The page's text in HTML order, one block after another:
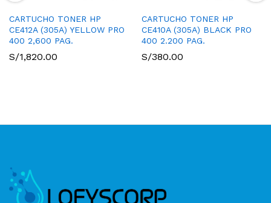
CARTUCHO TONER HP
CE412A (305A) YELLOW PRO
400 2,600 PAG.
S/1,820.00
CARTUCHO TONER HP
CE410A (305A) BLACK PRO
400 2.200 PAG.
S/380.00